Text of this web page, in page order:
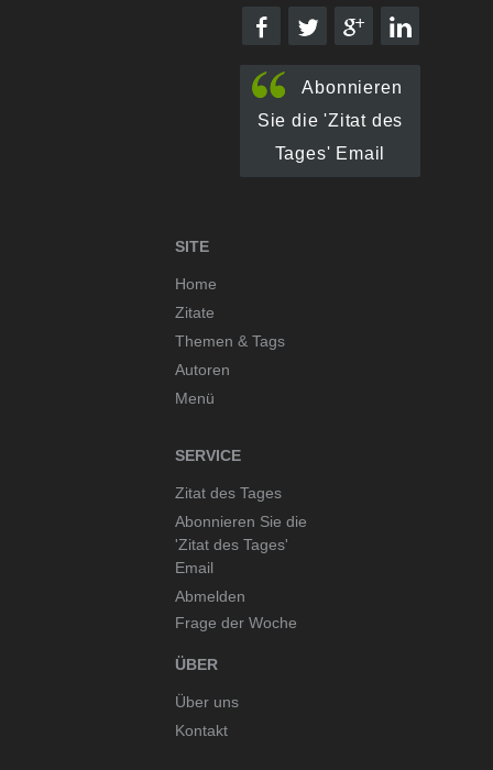
Abonnieren
Sie die 'Zitat des
Tages' Email
SITE
Home
Zitate
Themen & Tags
Autoren
Menü
SERVICE
Zitat des Tages
Abonnieren Sie die
'Zitat des Tages'
Email
Abmelden
Frage der Woche
ÜBER
Über uns
Kontakt